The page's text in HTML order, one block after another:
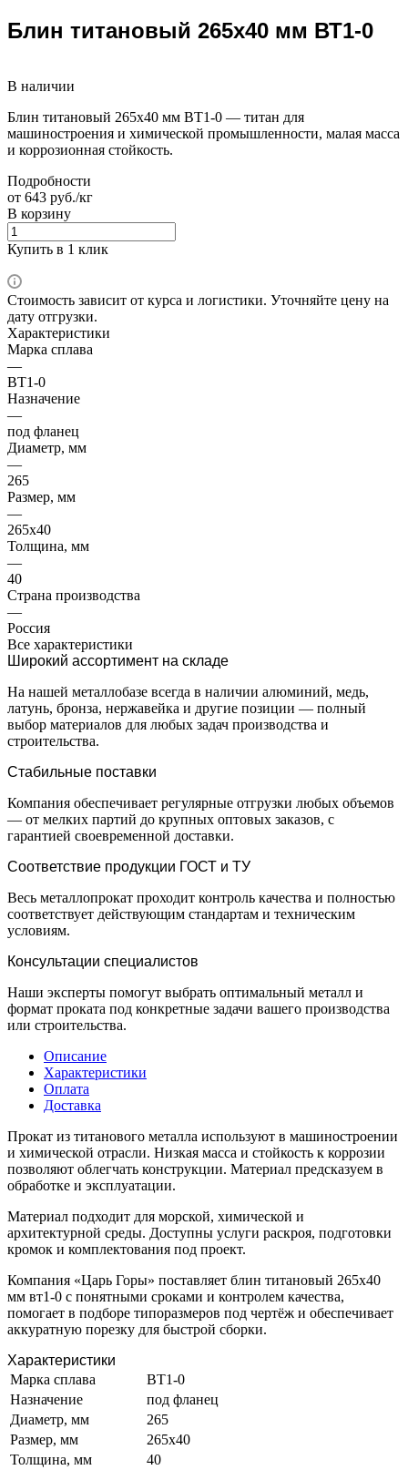
Блин титановый 265х40 мм ВТ1-0
В наличии
Блин титановый 265х40 мм ВТ1-0 — титан для
машиностроения и химической промышленности, малая масса
и коррозионная стойкость.
Подробности
от 643 руб./кг
В корзину
Купить в 1 клик
Стоимость зависит от курса и логистики. Уточняйте цену на
дату отгрузки.
Характеристики
Марка сплава
—
ВТ1-0
Назначение
—
под фланец
Диаметр, мм
—
265
Размер, мм
—
265х40
Толщина, мм
—
40
Страна производства
—
Россия
Все характеристики
Широкий ассортимент на складе
На нашей металлобазе всегда в наличии алюминий, медь,
латунь, бронза, нержавейка и другие позиции — полный
выбор материалов для любых задач производства и
строительства.
Стабильные поставки
Компания обеспечивает регулярные отгрузки любых объемов
— от мелких партий до крупных оптовых заказов, с
гарантией своевременной доставки.
Соответствие продукции ГОСТ и ТУ
Весь металлопрокат проходит контроль качества и полностью
соответствует действующим стандартам и техническим
условиям.
Консультации специалистов
Наши эксперты помогут выбрать оптимальный металл и
формат проката под конкретные задачи вашего производства
или строительства.
Описание
Характеристики
Оплата
Доставка
Прокат из титанового металла используют в машиностроении
и химической отрасли. Низкая масса и стойкость к коррозии
позволяют облегчать конструкции. Материал предсказуем в
обработке и эксплуатации.
Материал подходит для морской, химической и
архитектурной среды. Доступны услуги раскроя, подготовки
кромок и комплектования под проект.
Компания «Царь Горы» поставляет блин титановый 265х40
мм вт1-0 с понятными сроками и контролем качества,
помогает в подборе типоразмеров под чертёж и обеспечивает
аккуратную порезку для быстрой сборки.
Характеристики
Марка сплава
ВТ1-0
Назначение
под фланец
Диаметр, мм
265
Размер, мм
265х40
Толщина, мм
40